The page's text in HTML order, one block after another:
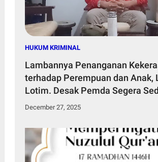
HUKUM KRIMINAL
Lambannya Penanganan
terhadap Perempuan dan Anak,
Lotim. Desak Pemda Segera
Rumah Aman
December 27, 2025